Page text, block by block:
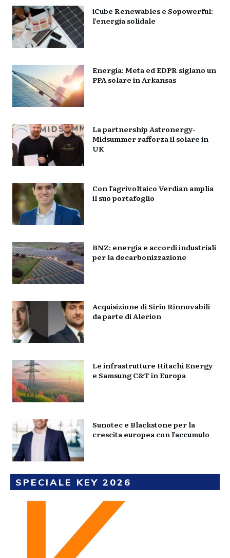
iCube Renewables e Sopowerful:
l’energia solidale
Energia: Meta ed EDPR siglano un
PPA solare in Arkansas
La partnership Astronergy-
Midsummer rafforza il solare in
UK
Con l’agrivoltaico Verdian amplia
il suo portafoglio
BNZ: energia e accordi industriali
per la decarbonizzazione
Acquisizione di Sirio Rinnovabili
da parte di Alerion
Le infrastrutture Hitachi Energy
e Samsung C&T in Europa
Sunotec e Blackstone per la
crescita europea con l’accumulo
SPECIALE KEY 2026